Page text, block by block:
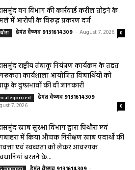
वन विभाग की कार्रवाई करील तोड़ने के
में आरोपी के विरुद्ध प्रकरण दर्ज
हेमंत वैष्णव 9131614309 - August 7, 2026 0
राष्ट्रीय तंबाकू नियंत्रण कार्यक्रम के तहत
कार्यशाला आयोजित विद्यार्थियों को
के दुष्प्रभावों की दी जानकारी
हेमंत वैष्णव 9131614309 -
7, 2026
0
खाद्य सुरक्षा विभाग द्वारा पिथौरा एवं
में किया औचक निरीक्षण खाद्य पदार्थों की
एवं स्वच्छता को लेकर आवश्यक
बरतने के...